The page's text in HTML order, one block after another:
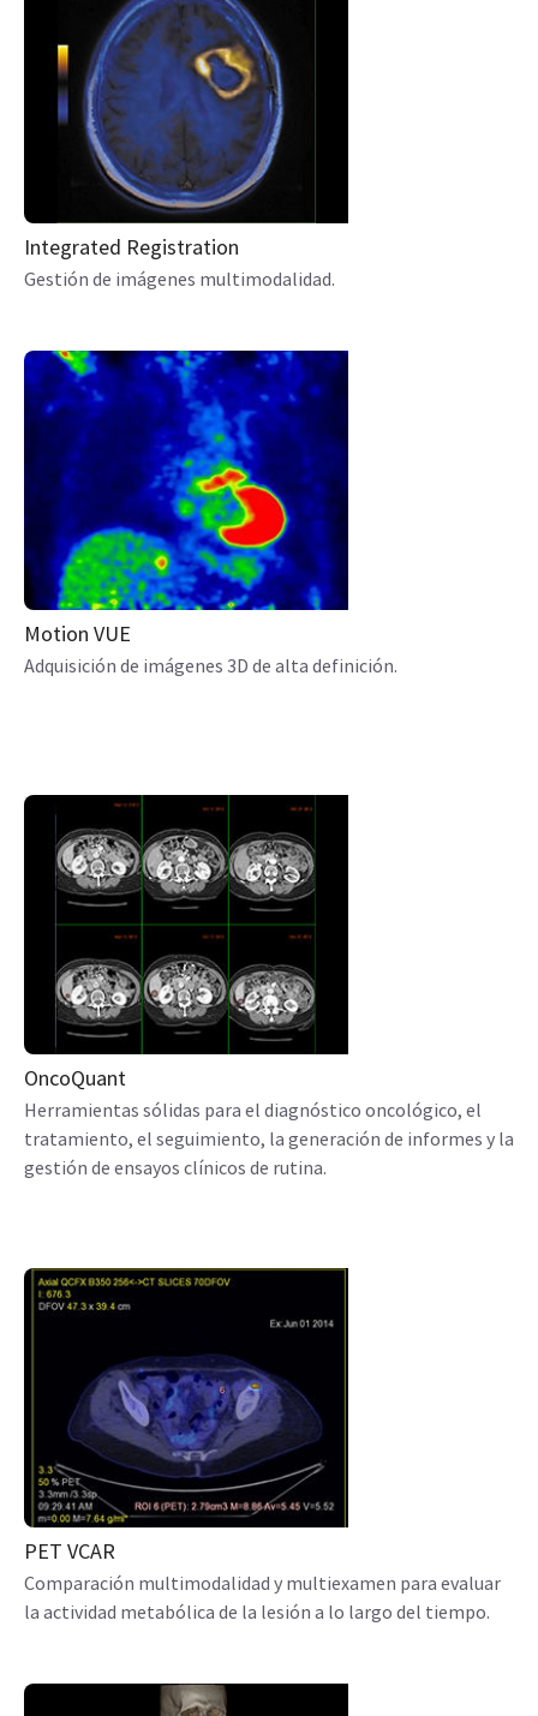
Integrated Registration
Gestión de imágenes multimodalidad.
Motion VUE
Adquisición de imágenes 3D de alta definición.
OncoQuant
Herramientas sólidas para el diagnóstico oncológico, el
tratamiento, el seguimiento, la generación de informes y la
gestión de ensayos clínicos de rutina.
PET VCAR
Comparación multimodalidad y multiexamen para evaluar
la actividad metabólica de la lesión a lo largo del tiempo.